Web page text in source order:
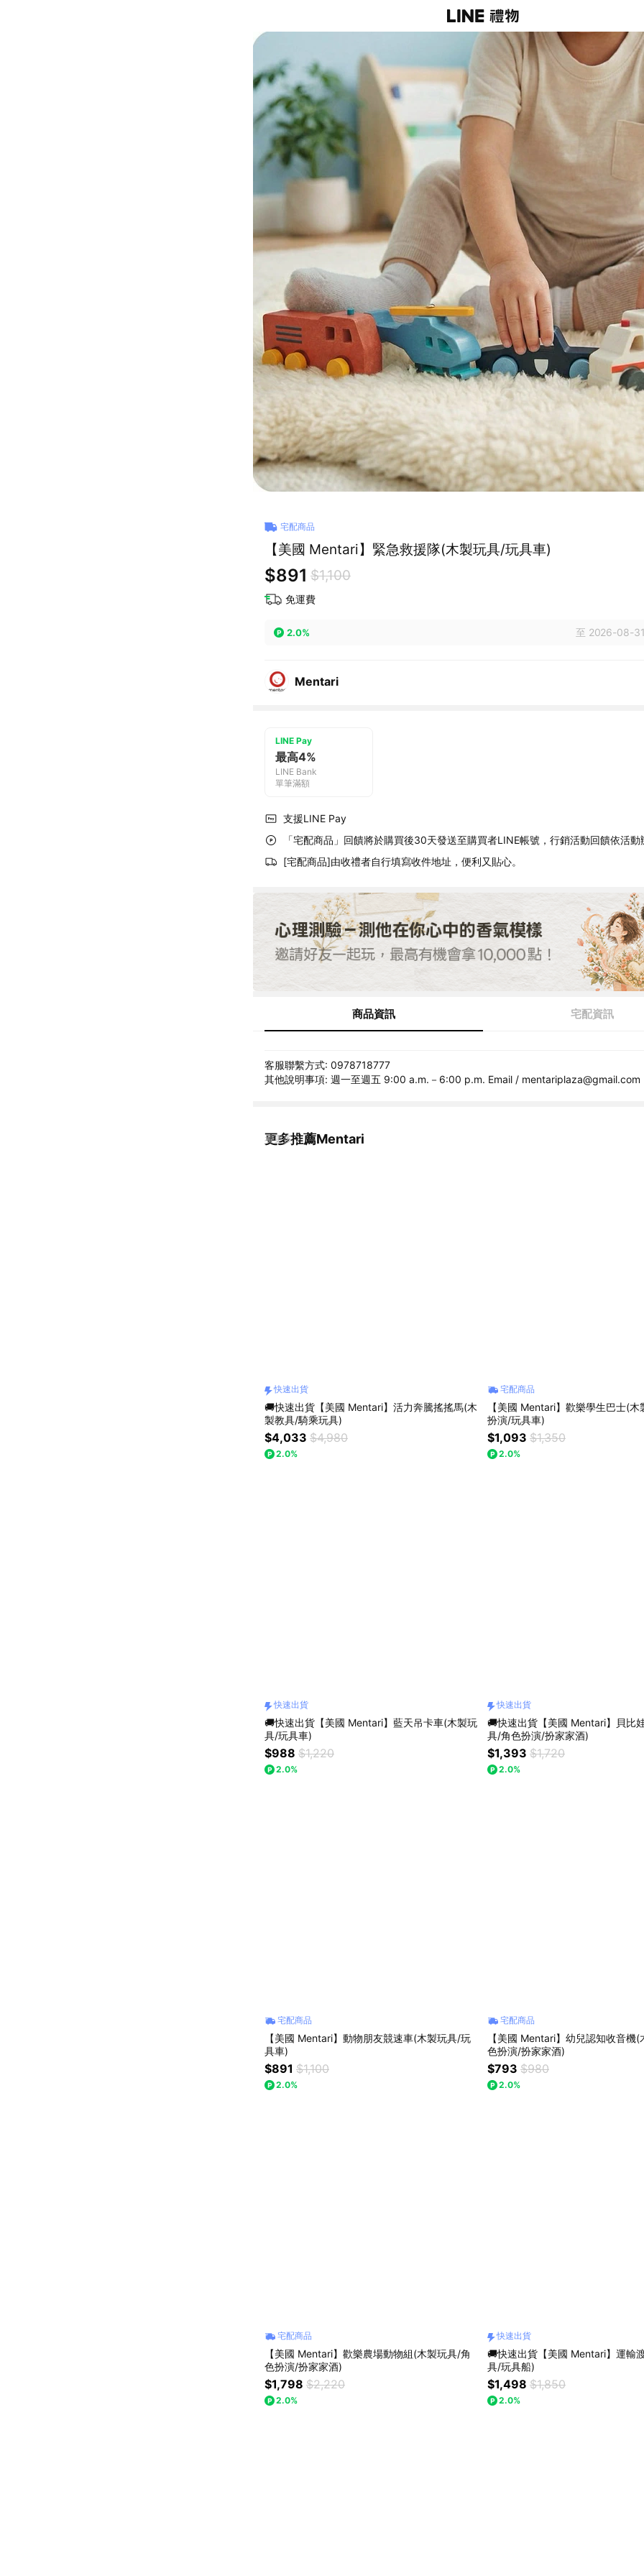
宅配商品
【美國 Mentari】緊急救援隊(木製玩具/玩具車)
$891 $1,100
免運費
2.0% 至 2026-08-
Mentari
LINE Pay
最高4%
LINE Bank
單筆滿額
支援LINE Pay
「宅配商品」回饋將於購買後30天發送至購買者LINE帳號，行銷活動回饋依活動
[宅配商品]由收禮者自行填寫收件地址，便利又貼心。
商品資訊 宅配資訊
客服聯繫方式: 0978718777
其他說明事項: 週一至週五 9:00 a.m.－6:00 p.m. Email / mentariplaza@gmail.com
更多推薦Mentari
看更多
快速出貨
🚚快速出貨【美國 Mentari】活力奔騰搖搖馬(木
製教具/騎乘玩具)
$4,033 $4,980
2.0%
宅配商品
【美國 Mentari】歡樂學生巴士(
扮演/玩具車)
$1,093 $1,350
2.0%
快速出貨
🚚快速出貨【美國 Mentari】藍天吊卡車(木製玩
具/玩具車)
$988 $1,220
2.0%
快速出貨
🚚快速出貨【美國 Mentari】貝比
具/角色扮演/扮家家酒)
$1,393 $1,720
2.0%
宅配商品
【美國 Mentari】動物朋友競速車(木製玩具/玩
具車)
$891 $1,100
2.0%
宅配商品
【美國 Mentari】幼兒認知收音機
色扮演/扮家家酒)
$793 $980
2.0%
宅配商品
【美國 Mentari】歡樂農場動物組(木製玩具/角
色扮演/扮家家酒)
$1,798 $2,220
2.0%
快速出貨
🚚快速出貨【美國 Mentari】運輸
具/玩具船)
$1,498 $1,850
2.0%